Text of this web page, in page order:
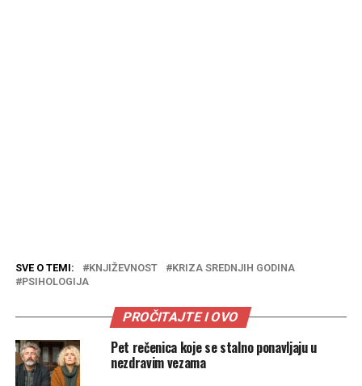
SVE O TEMI: KNJIŽEVNOST
KRIZA SREDNJIH GODINA
PSIHOLOGIJA
PROČITAJTE I OVO
Pet rečenica koje se stalno ponavljaju u
nezdravim vezama